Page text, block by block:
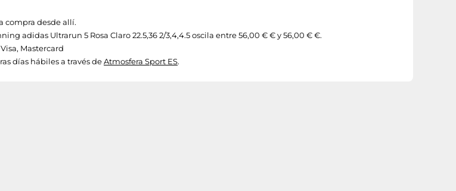
compra desde allí.
adidas Ultrarun 5 Rosa Claro 22.5,36 2/3,4,4.5 oscila entre 56,00 € € y 56,00 € €.
Mastercard
días hábiles a través deAtmosfera Sport ES.